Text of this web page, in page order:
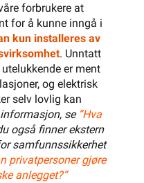
forbrukere at
for å kunne inngå i
kun installeres av
. Unntatt
er ment
og elektrisk
selv lovlig kan
se ”Hva
også finner ekstern
samfunnssikkerhet
privatpersoner gjøre
anlegget?”